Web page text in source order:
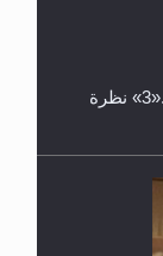
رأيٌ في لغة المسيح الموعود عليه السلام ..«3» نظرة